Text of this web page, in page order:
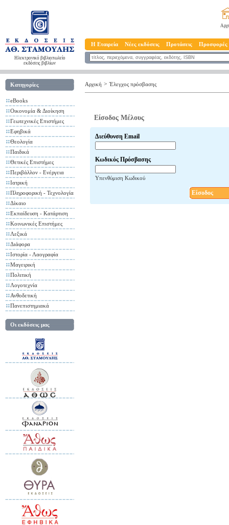
Ηλεκτρονικό βιβλιοπωλείο
εκδόσεις βιβλίων
Η Εταιρεία Νέες εκδόσεις Προτάσεις Προσφορές
Κατηγορίες
eBooks
Οικονομία & Διοίκηση
Γεωτεχνικές Επιστήμες
Εφηβικά
Θεολογία
Παιδικά
Θετικές Επιστήμες
Περιβάλλον - Ενέργεια
Ιατρική
Πληροφορική - Τεχνολογία
Δίκαιο
Εκπαίδευση - Κατάρτιση
Κοινωνικές Επιστήμες
Λεξικά
Διάφορα
Ιστορία - Λαογραφία
Μαγειρική
Πολιτική
Λογοτεχνία
Ανθοδετική
Πανεπιστημιακά
Οι εκδόσεις μας
Αρχική > Έλεγχος πρόσβασης
Είσοδος Μέλους
Διεύθυνση Email
Κωδικός Πρόσβασης
Υπενθύμιση Κωδικού
Είσοδος